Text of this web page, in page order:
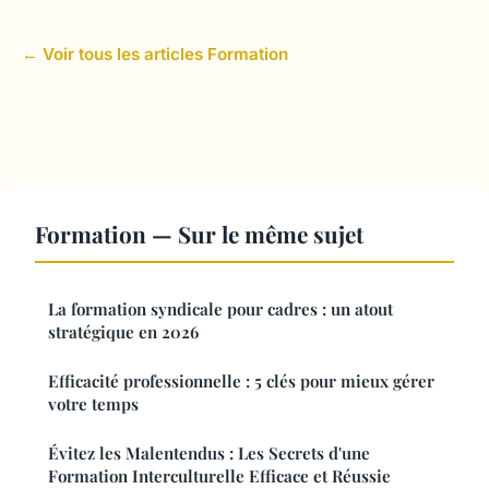
← Voir tous les articles Formation
Formation — Sur le même sujet
La formation syndicale pour cadres : un atout
stratégique en 2026
Efficacité professionnelle : 5 clés pour mieux gérer
votre temps
Évitez les Malentendus : Les Secrets d'une
Formation Interculturelle Efficace et Réussie